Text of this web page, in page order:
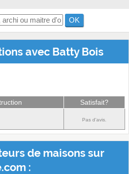
OK
avec Batty Bois
Satisfait?
Pas d'avis.
de maisons sur
: